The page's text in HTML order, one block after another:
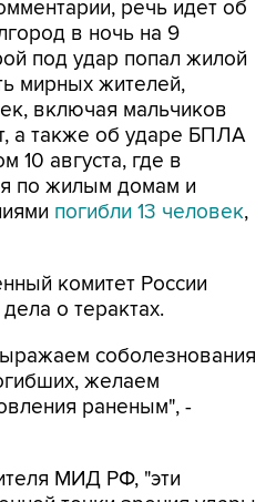
речь идет об
в ночь на 9
под удар попал жилой
мирных жителей,
включая мальчиков
а также об ударе БПЛА
10 августа, где в
по жилым домам и
погибли 13 человек,
комитет России
о терактах.
соболезнования
желаем
раненым", -
МИД РФ, "эти